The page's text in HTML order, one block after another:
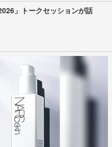
」トークセッションが話